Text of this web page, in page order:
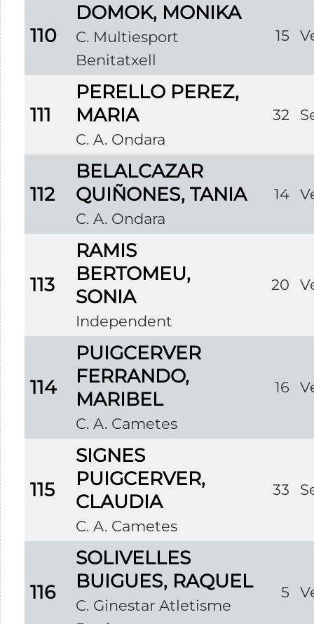
110
DOMOK, MONIKA
C. Multiesport
Benitatxell
15
111
PERELLO PEREZ,
MARIA
C. A. Ondara
32
112
BELALCAZAR
QUIÑONES, TANIA
C. A. Ondara
14
113
RAMIS
BERTOMEU,
SONIA
Independent
20
114
PUIGCERVER
FERRANDO,
MARIBEL
C. A. Cametes
16
115
SIGNES
PUIGCERVER,
CLAUDIA
C. A. Cametes
33
116
SOLIVELLES
BUIGUES, RAQUEL
C. Ginestar Atletisme
5